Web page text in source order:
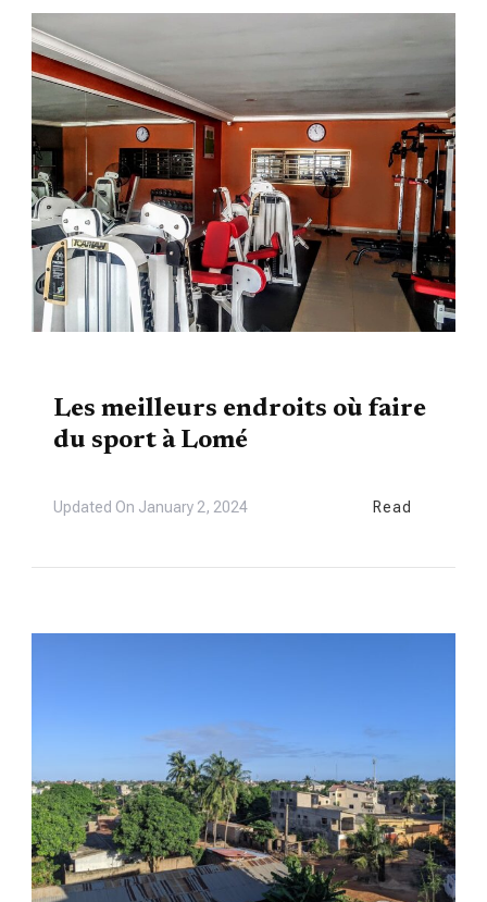
Les meilleurs endroits où faire
du sport à Lomé
Updated On January 2, 2024 Read